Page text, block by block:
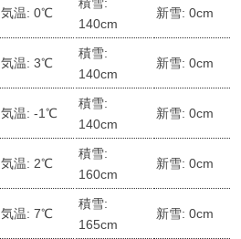
気温: 0℃
140cm
新雪: 0cm
気温: 3℃
積雪:
140cm
新雪: 0cm
気温: -1℃
積雪:
140cm
新雪: 0cm
気温: 2℃
積雪:
160cm
新雪: 0cm
気温: 7℃
積雪:
165cm
新雪: 0cm